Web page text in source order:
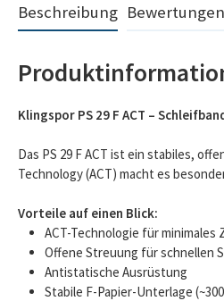
Beschreibung Bewertungen
Klingspor PS 29 F ACT –
Das PS 29 F ACT ist ein stabiles,
Technology (ACT) macht es
Vorteile auf einen Blick:
ACT-Technologie für minimales
Offene Streuung für schnellen
Antistatische Ausrüstung
Stabile F-Papier-Unterlage